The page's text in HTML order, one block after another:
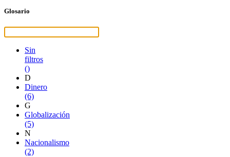
Glosario
Sin
filtros
()
D
Dinero
(6)
G
Globalización
(5)
N
Nacionalismo
(2)